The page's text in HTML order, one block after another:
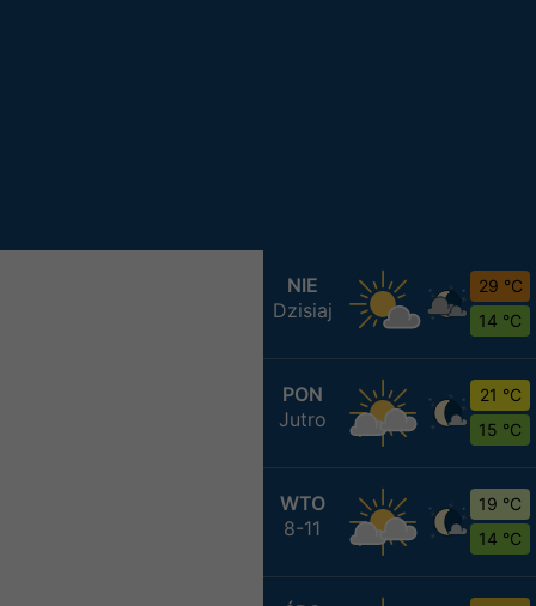
NIE
Dzisiaj
29 °C
14 °C
PON
Jutro
21 °C
15 °C
WTO
8-11
19 °C
14 °C